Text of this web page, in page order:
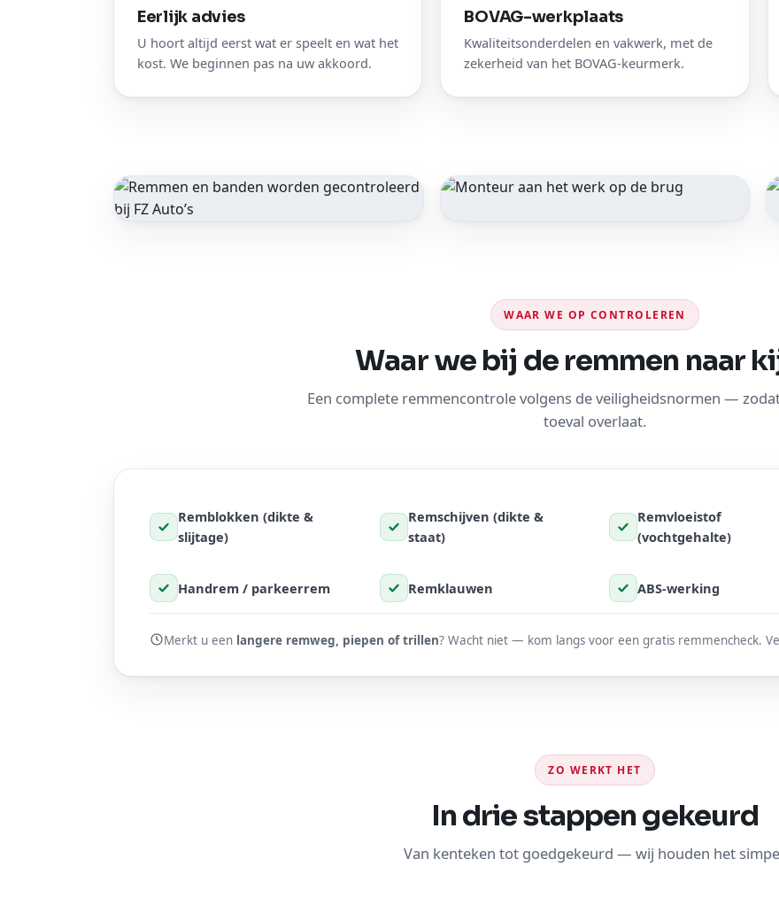
Eerlijk advies
U hoort altijd eerst wat er speelt en wat het
kost. We beginnen pas na uw akkoord.
BOVAG-werkplaats
Kwaliteitsonderdelen en vakwerk, met de
zekerheid van het BOVAG-keurmerk.
WAAR WE OP CONTROLEREN
Waar we bij de remmen naar
Een complete remmencontrole volgens de veiligheidsnormen —
toeval overlaat.
Remblokken (dikte &
slijtage)
Remschijven (dikte &
staat)
Remvloeistof
(vochtgehalte)
Handrem / parkeerrem Remklauwen ABS-werking
Merkt u een langere remweg, piepen of trillen? Wacht niet — kom langs voor een gratis remmencheck.
ZO WERKT HET
In drie stappen gekeurd
Van kenteken tot goedgekeurd — wij houden het